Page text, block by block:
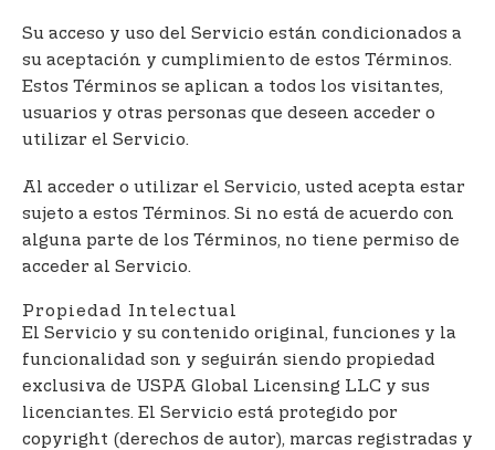
Su acceso y uso del Servicio están condicionados a
su aceptación y cumplimiento de estos Términos.
Estos Términos se aplican a todos los visitantes,
usuarios y otras personas que deseen acceder o
utilizar el Servicio.
Al acceder o utilizar el Servicio, usted acepta estar
sujeto a estos Términos. Si no está de acuerdo con
alguna parte de los Términos, no tiene permiso de
acceder al Servicio.
Propiedad Intelectual
El Servicio y su contenido original, funciones y la
funcionalidad son y seguirán siendo propiedad
exclusiva de USPA Global Licensing LLC y sus
licenciantes. El Servicio está protegido por
copyright (derechos de autor), marcas registradas y